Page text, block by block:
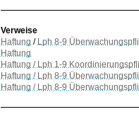
Verweise
Haftung / Lph 8-9
Haftung
Haftung / Lph 1-9
Haftung / Lph 8-9
Haftung / Lph 8-9